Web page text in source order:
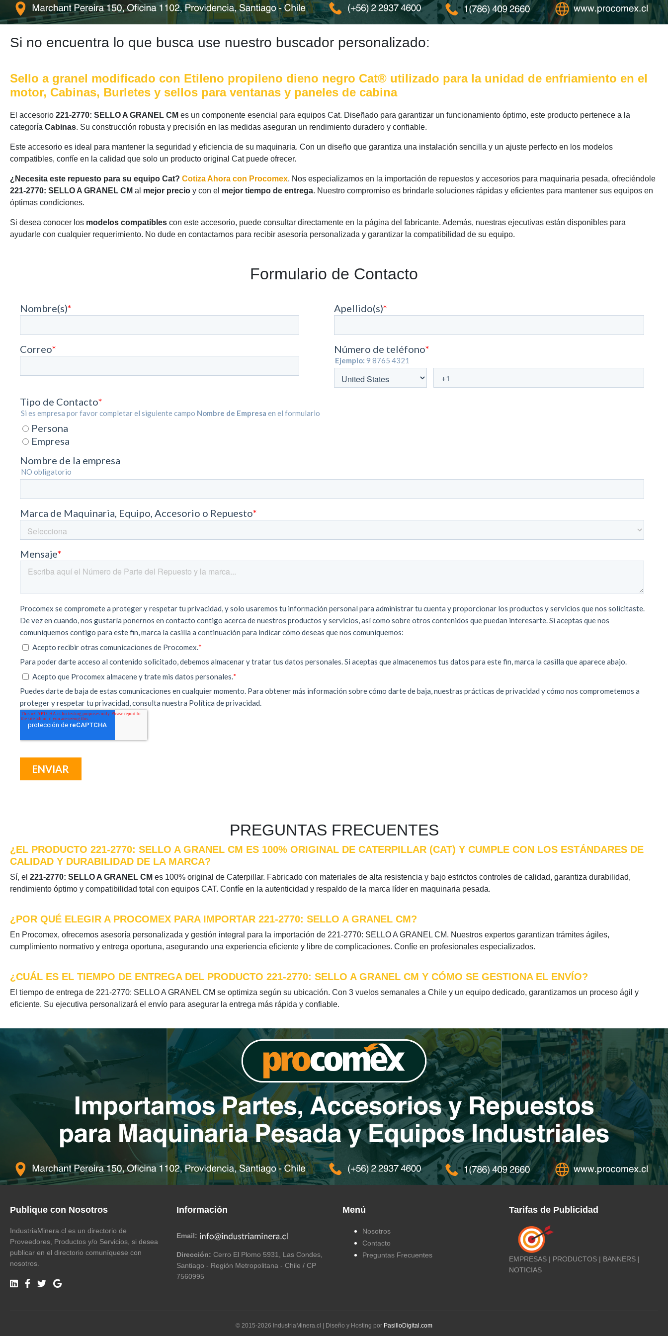
Si no encuentra lo que busca use nuestro buscador personalizado:
Sello a granel modificado con Etileno propileno dieno negro Cat® utilizado para la unidad de enfriamiento en el
motor, Cabinas, Burletes y sellos para ventanas y paneles de cabina
El accesorio 221-2770: SELLO A GRANEL CM es un componente esencial para equipos Cat. Diseñado para garantizar un funcionamiento óptimo, este producto pertenece a la
categoría Cabinas. Su construcción robusta y precisión en las medidas aseguran un rendimiento duradero y confiable.
Este accesorio es ideal para mantener la seguridad y eficiencia de su maquinaria. Con un diseño que garantiza una instalación sencilla y un ajuste perfecto en los modelos
compatibles, confíe en la calidad que solo un producto original Cat puede ofrecer.
¿Necesita este repuesto para su equipo Cat? Cotiza Ahora con Procomex. Nos especializamos en la importación de repuestos y accesorios para maquinaria pesada, ofreciéndole
221-2770: SELLO A GRANEL CM al mejor precio y con el mejor tiempo de entrega. Nuestro compromiso es brindarle soluciones rápidas y eficientes para mantener sus equipos en
óptimas condiciones.
Si desea conocer los modelos compatibles con este accesorio, puede consultar directamente en la página del fabricante. Además, nuestras ejecutivas están disponibles para
ayudarle con cualquier requerimiento. No dude en contactarnos para recibir asesoría personalizada y garantizar la compatibilidad de su equipo.
Formulario de Contacto
PREGUNTAS FRECUENTES
¿EL PRODUCTO 221-2770: SELLO A GRANEL CM ES 100% ORIGINAL DE CATERPILLAR (CAT) Y CUMPLE CON LOS ESTÁNDARES DE
CALIDAD Y DURABILIDAD DE LA MARCA?
Sí, el 221-2770: SELLO A GRANEL CM es 100% original de Caterpillar. Fabricado con materiales de alta resistencia y bajo estrictos controles de calidad, garantiza durabilidad,
rendimiento óptimo y compatibilidad total con equipos CAT. Confíe en la autenticidad y respaldo de la marca líder en maquinaria pesada.
¿POR QUÉ ELEGIR A PROCOMEX PARA IMPORTAR 221-2770: SELLO A GRANEL CM?
En Procomex, ofrecemos asesoría personalizada y gestión integral para la importación de 221-2770: SELLO A GRANEL CM. Nuestros expertos garantizan trámites ágiles,
cumplimiento normativo y entrega oportuna, asegurando una experiencia eficiente y libre de complicaciones. Confíe en profesionales especializados.
¿CUÁL ES EL TIEMPO DE ENTREGA DEL PRODUCTO 221-2770: SELLO A GRANEL CM Y CÓMO SE GESTIONA EL ENVÍO?
El tiempo de entrega de 221-2770: SELLO A GRANEL CM se optimiza según su ubicación. Con 3 vuelos semanales a Chile y un equipo dedicado, garantizamos un proceso ágil y
eficiente. Su ejecutiva personalizará el envío para asegurar la entrega más rápida y confiable.
Publique con Nosotros
IndustriaMinera.cl es un directorio de
Proveedores, Productos y/o Servicios, si desea
publicar en el directorio comuníquese con
nosotros.
Información
Email:
Dirección: Cerro El Plomo 5931, Las Condes,
Santiago - Región Metropolitana - Chile / CP
7560995
Menú
Nosotros
Contacto
Preguntas Frecuentes
Tarifas de Publicidad
EMPRESAS | PRODUCTOS | BANNERS |
NOTICIAS
© 2015-2026 IndustriaMinera.cl | Diseño y Hosting por PasilloDigital.com